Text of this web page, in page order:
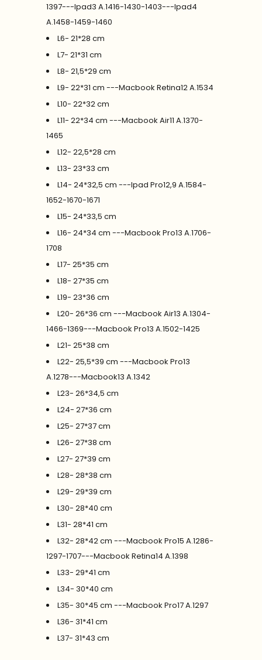
1397---Ipad3 A.1416-1430-1403---Ipad4
A.1458-1459-1460
L6- 21*28 cm
L7- 21*31 cm
L8- 21,5*29 cm
L9- 22*31 cm ---Macbook Retina12 A.1534
L10- 22*32 cm
L11- 22*34 cm ---Macbook Air11 A.1370-
1465
L12- 22,5*28 cm
L13- 23*33 cm
L14- 24*32,5 cm ---Ipad Pro12,9 A.1584-
1652-1670-1671
L15- 24*33,5 cm
L16- 24*34 cm ---Macbook Pro13 A.1706-
1708
L17- 25*35 cm
L18- 27*35 cm
L19- 23*36 cm
L20- 26*36 cm ---Macbook Air13 A.1304-
1466-1369---Macbook Pro13 A.1502-1425
L21- 25*38 cm
L22- 25,5*39 cm ---Macbook Pro13
A.1278---Macbook13 A.1342
L23- 26*34,5 cm
L24- 27*36 cm
L25- 27*37 cm
L26- 27*38 cm
L27- 27*39 cm
L28- 28*38 cm
L29- 29*39 cm
L30- 28*40 cm
L31- 28*41 cm
L32- 28*42 cm ---Macbook Pro15 A.1286-
1297-1707---Macbook Retina14 A.1398
L33- 29*41 cm
L34- 30*40 cm
L35- 30*45 cm ---Macbook Pro17 A.1297
L36- 31*41 cm
L37- 31*43 cm